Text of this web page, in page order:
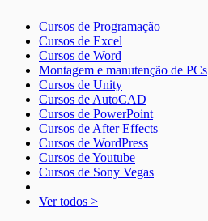
Cursos de Programação
Cursos de Excel
Cursos de Word
Montagem e manutenção de PCs
Cursos de Unity
Cursos de AutoCAD
Cursos de PowerPoint
Cursos de After Effects
Cursos de WordPress
Cursos de Youtube
Cursos de Sony Vegas
Ver todos >